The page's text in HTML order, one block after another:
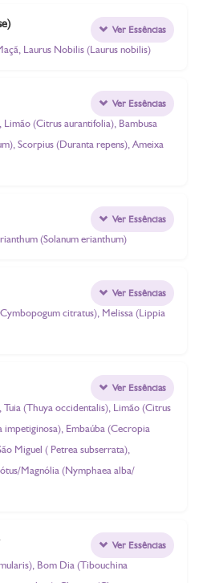
Laurus Nobilis (Laurus nobilis)
Ver Essências
Limão (Citrus aurantifolia), Bambusa
Scorpius (Duranta repens), Ameixa
Ver Essências
(Solanum erianthum)
Ver Essências
citratus), Melissa (Lippia
Ver Essências
Tuia (Thuya occidentalis), Limão (Citrus
impetiginosa), Embaúba (Cecropia
Miguel ( Petrea subserrata),
Magnólia (Nymphaea alba/
Ver Essências
Bom Dia (Tibouchina
Ver Essências